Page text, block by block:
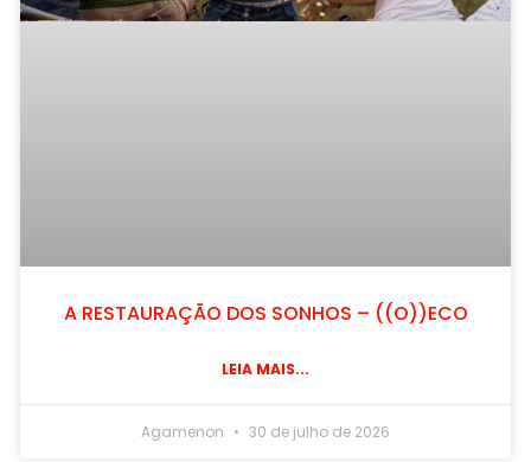
A RESTAURAÇÃO DOS SONHOS – ((O))ECO
LEIA MAIS...
Agamenon 30 de julho de 2026